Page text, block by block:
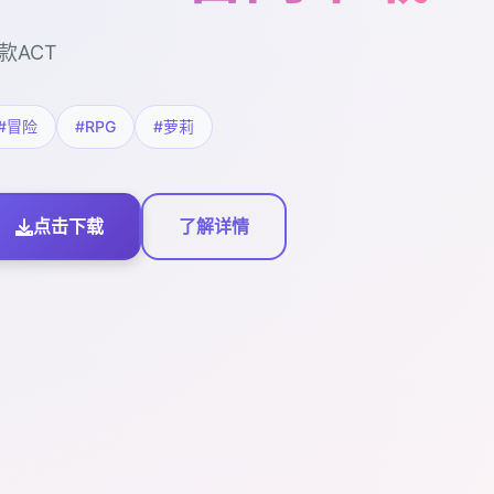
ACT
冒险 #RPG #萝莉
点击下载 了解详情